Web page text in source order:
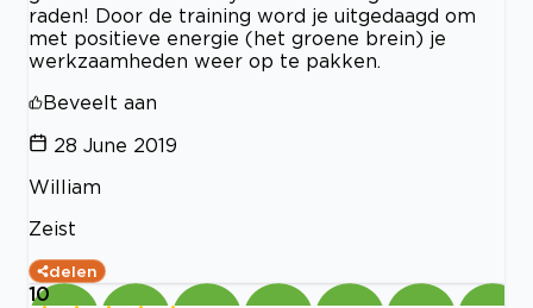
raden! Door de training word je uitgedaagd om
met positieve energie (het groene brein) je
werkzaamheden weer op te pakken.
Beveelt aan
28 June 2019
William
Zeist
delen
10